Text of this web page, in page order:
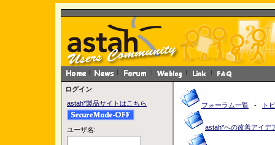
ログイン
astah*製品サイトはこちら
ユーザ名:
フォーラム一覧 - ト
astah*への改善アイデ